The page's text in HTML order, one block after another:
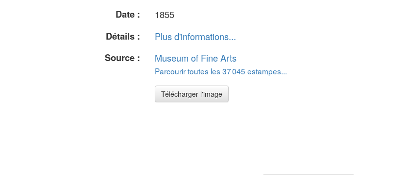
Date :
1855
Détails :
Plus d'informations...
Source :
Museum of Fine Arts
Parcourir toutes les 37 045 estampes...
Télécharger l'image